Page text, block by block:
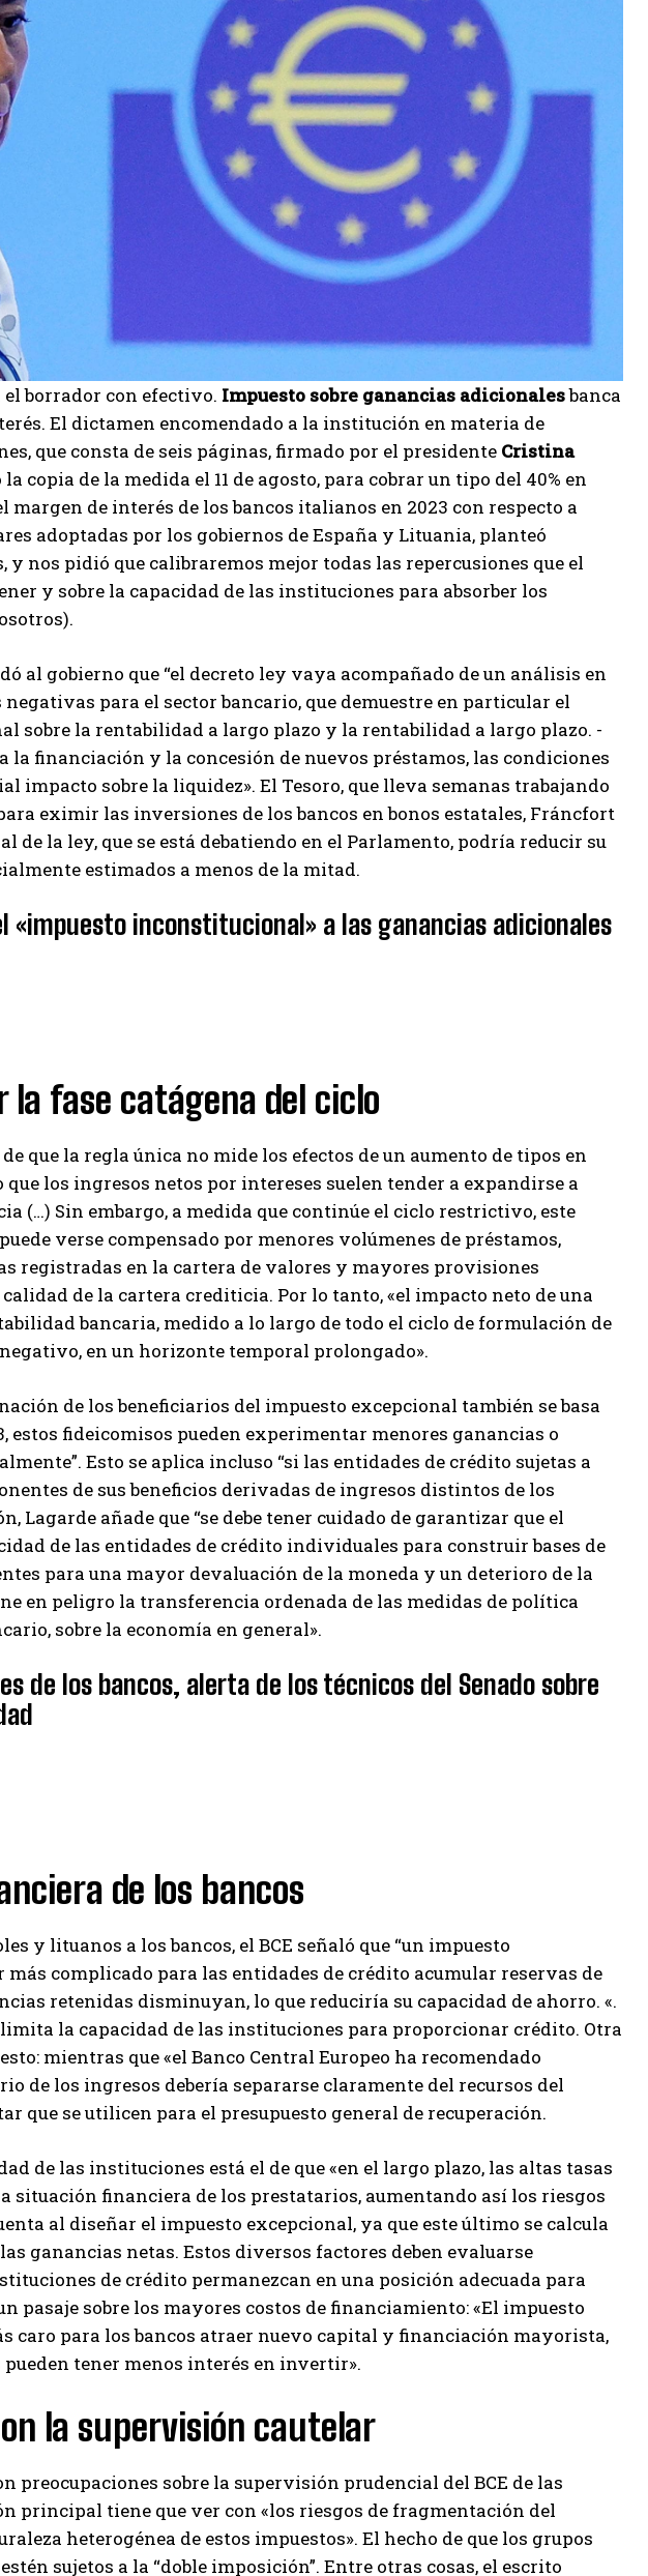
.
borrador con efectivo. Impuesto sobre ganancias adicionalesbanca
El dictamen encomendado a la institución en materia de
que consta de seis páginas, firmado por el presidente Cristina
copia de la medida el 11 de agosto, para cobrar un tipo del 40% en
margen de interés de los bancos italianos en 2023 con respecto a
adoptadas por los gobiernos de España y Lituania, planteó
nos pidió que calibraremos mejor todas las repercusiones que el
y sobre la capacidad de las instituciones para absorber los
al gobierno que “el decreto ley vaya acompañado de un análisis en
para el sector bancario, que demuestre en particular el
sobre la rentabilidad a largo plazo y la rentabilidad a largo plazo. -
la financiación y la concesión de nuevos préstamos, las condiciones
impacto sobre la liquidez». El Tesoro, que lleva semanas trabajando
eximir las inversiones de los bancos en bonos estatales, Fráncfort
de la ley, que se está debatiendo en el Parlamento, podría reducir su
estimados a menos de la mitad.
«impuesto inconstitucional» a las ganancias adicionales
la fase catágena del ciclo
que la regla única no mide los efectos de un aumento de tipos en
que los ingresos netos por intereses suelen tender a expandirse a
(…) Sin embargo, a medida que continúe el ciclo restrictivo, este
verse compensado por menores volúmenes de préstamos,
registradas en la cartera de valores y mayores provisiones
de la cartera crediticia. Por lo tanto, «el impacto neto de una
bancaria, medido a lo largo de todo el ciclo de formulación de
en un horizonte temporal prolongado».
de los beneficiarios del impuesto excepcional también se basa
estos fideicomisos pueden experimentar menores ganancias o
Esto se aplica incluso “si las entidades de crédito sujetas a
de sus beneficios derivadas de ingresos distintos de los
Lagarde añade que “se debe tener cuidado de garantizar que el
de las entidades de crédito individuales para construir bases de
para una mayor devaluación de la moneda y un deterioro de la
en peligro la transferencia ordenada de las medidas de política
sobre la economía en general».
de los bancos, alerta de los técnicos del Senado sobre
de los bancos
y lituanos a los bancos, el BCE señaló que “un impuesto
complicado para las entidades de crédito acumular reservas de
retenidas disminuyan, lo que reduciría su capacidad de ahorro. «.
la capacidad de las instituciones para proporcionar crédito. Otra
mientras que «el Banco Central Europeo ha recomendado
de los ingresos debería separarse claramente del recursos del
que se utilicen para el presupuesto general de recuperación.
de las instituciones está el de que «en el largo plazo, las altas tasas
situación financiera de los prestatarios, aumentando así los riesgos
al diseñar el impuesto excepcional, ya que este último se calcula
ganancias netas. Estos diversos factores deben evaluarse
de crédito permanezcan en una posición adecuada para
pasaje sobre los mayores costos de financiamiento: «El impuesto
caro para los bancos atraer nuevo capital y financiación mayorista,
tener menos interés en invertir».
la supervisión cautelar
preocupaciones sobre la supervisión prudencial del BCE de las
principal tiene que ver con «los riesgos de fragmentación del
heterogénea de estos impuestos». El hecho de que los grupos
sujetos a la “doble imposición”. Entre otras cosas, el escrito